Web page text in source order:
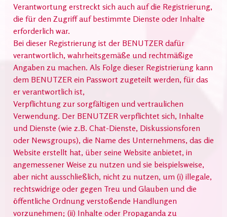
Verantwortung erstreckt sich auch auf die Registrierung,
die für den Zugriff auf bestimmte Dienste oder Inhalte
erforderlich war.
Bei dieser Registrierung ist der BENUTZER dafür
verantwortlich, wahrheitsgemäße und rechtmäßige
Angaben zu machen. Als Folge dieser Registrierung kann
dem BENUTZER ein Passwort zugeteilt werden, für das
er verantwortlich ist,
Verpflichtung zur sorgfältigen und vertraulichen
Verwendung. Der BENUTZER verpflichtet sich, Inhalte
und Dienste (wie z.B. Chat-Dienste, Diskussionsforen
oder Newsgroups), die Name des Unternehmens, das die
Website erstellt hat, über seine Website anbietet, in
angemessener Weise zu nutzen und sie beispielsweise,
aber nicht ausschließlich, nicht zu nutzen, um (i) illegale,
rechtswidrige oder gegen Treu und Glauben und die
öffentliche Ordnung verstoßende Handlungen
vorzunehmen; (ii) Inhalte oder Propaganda zu